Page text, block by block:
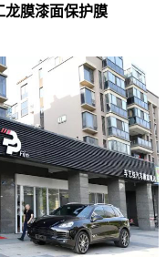
龙膜漆面保护膜